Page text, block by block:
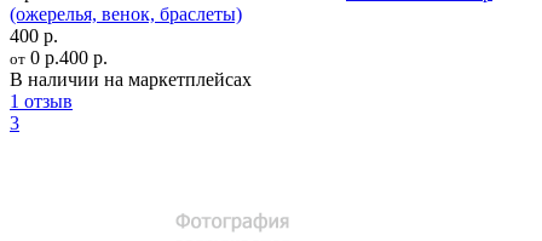
(ожерелья, венок, браслеты)
400 р.
от 0 р.400 р.
В наличии на маркетплейсах
1 отзыв
3